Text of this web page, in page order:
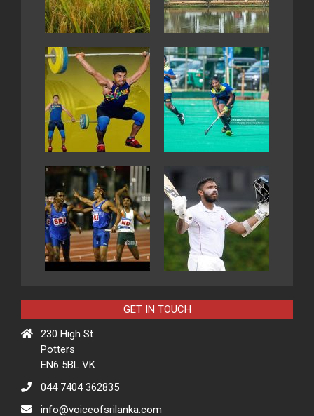
GET IN TOUCH
230 High St
Potters
EN6 5BL VK
044 7404 362835
info@voiceofsrilanka.com